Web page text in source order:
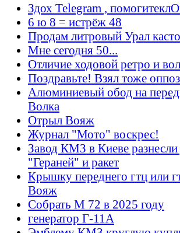
Здох Telegram ,
6 ю 8 = истрёж 48
Продам литровый Урал
Мне сегодня 50...
Отличие ходовой ретро и
Поздравьте! Взял тоже
Алюминиевый обод на
Волка
Отрыл Вояж
Журнал "Мото" воскрес!
Завод КМЗ в Киеве
"Гераней" и ракет
Крышку переднего гтц или
Вояж
Собрать М 72 в 2025 году
генератор Г-11А